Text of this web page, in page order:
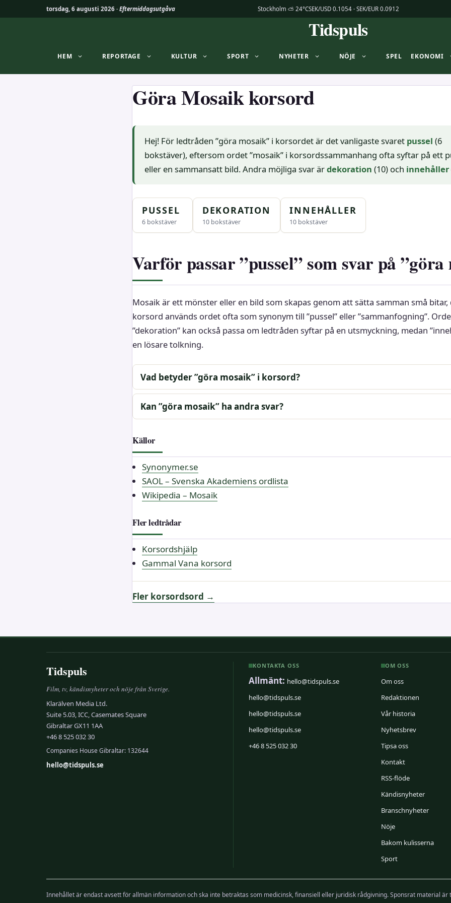
torsdag, 6 augusti 2026 · Eftermiddagsutgåva Stockholm ⛅ 24°CSEK/USD 0.1054 · SEK/EUR 0.0912
Tidspuls
HEM REPORTAGE KULTUR SPORT NYHETER NÖJE SPEL EKONOMI
Göra Mosaik korsord
Hej! För ledtråden ”göra mosaik” i korsordet är det vanligaste svaret pussel (6
bokstäver), eftersom ordet ”mosaik” i korsordssammanhang ofta syftar på ett
eller en sammansatt bild. Andra möjliga svar ärdekoration (10) och innehåller
PUSSEL
6 bokstäver
DEKORATION
10 bokstäver
INNEHÅLLER
10 bokstäver
Varför passar ”pussel” som svar på ”göra
Mosaik är ett mönster eller en bild som skapas genom att sätta samman små bitar,
korsord används ordet ofta som synonym till ”pussel” eller ”sammanfogning”.
”dekoration” kan också passa om ledtråden syftar på en utsmyckning, medan
en lösare tolkning.
Vad betyder ”göra mosaik” i korsord?
Kan ”göra mosaik” ha andra svar?
Källor
Synonymer.se
SAOL – Svenska Akademiens ordlista
Wikipedia – Mosaik
Fler ledtrådar
Korsordshjälp
Gammal Vana korsord
Fler korsordsord →
Tidspuls
Film, tv, kändisnyheter och nöje från Sverige.
Klarälven Media Ltd.
Suite 5.03, ICC, Casemates Square
Gibraltar GX11 1AA
+46 8 525 032 30
Companies House Gibraltar: 132644
hello@tidspuls.se
KONTAKTA OSS
Allmänt: hello@tidspuls.se
hello@tidspuls.se
hello@tidspuls.se
hello@tidspuls.se
+46 8 525 032 30
OM OSS
Om oss
Redaktionen
Vår historia
Nyhetsbrev
Tipsa oss
Kontakt
RSS-flöde
Kändisnyheter
Branschnyheter
Nöje
Bakom kulisserna
Sport
Innehållet är endast avsett för allmän information och ska inte betraktas som medicinsk, finansiell eller juridisk rådgivning. Sponsrat material